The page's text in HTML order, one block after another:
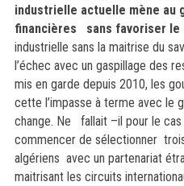
industrielle actuelle mène au
financières sans favoriser le
industrielle sans la maitrise du
l’échec avec un gaspillage des
mis en garde depuis 2010, les
cette l’impasse à terme avec le
change. Ne fallait –il pour le
commencer de sélectionner
algériens avec un partenariat
maitrisant les circuits